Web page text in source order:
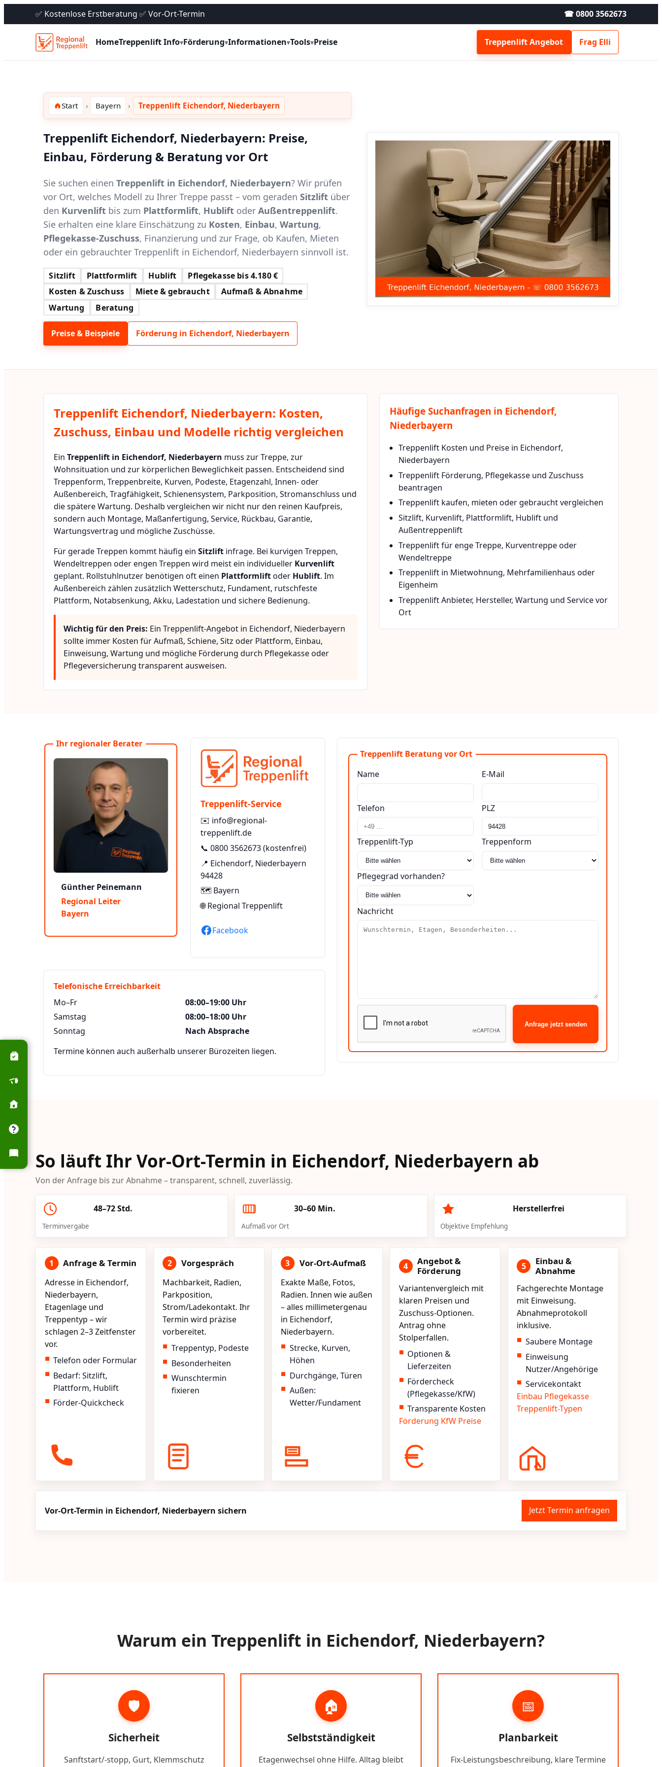
✅ Kostenlose Erstberatung ✅ Vor-Ort-Termin ☎ 0800 3562673
HomeTreppenlift Info▾Förderung▾Informationen▾Tools▾Preise Treppenlift Angebot Frag Elli
Start Bayern Treppenlift Eichendorf, Niederbayern
Treppenlift Eichendorf, Niederbayern: Preise,
Einbau, Förderung & Beratung vor Ort
Sie suchen einen Treppenlift in Eichendorf, Niederbayern? Wir prüfen
vor Ort, welches Modell zu Ihrer Treppe passt – vom geraden Sitzlift über
den Kurvenlift bis zum Plattformlift, Hublift oder Außentreppenlift.
Sie erhalten eine klare Einschätzung zu Kosten, Einbau, Wartung,
Pflegekasse-Zuschuss, Finanzierung und zur Frage, ob Kaufen, Mieten
oder ein gebrauchter Treppenlift in Eichendorf, Niederbayern sinnvoll ist.
Sitzlift Plattformlift Hublift
Pflegekasse bis 4.180 €
Kosten & Zuschuss
Miete & gebraucht
Aufmaß & Abnahme
Wartung
Beratung
Preise & Beispiele Förderung in Eichendorf, Niederbayern
Treppenlift Eichendorf, Niederbayern: Kosten,
Zuschuss, Einbau und Modelle richtig vergleichen
Ein Treppenlift in Eichendorf, Niederbayern muss zur Treppe, zur
Wohnsituation und zur körperlichen Beweglichkeit passen. Entscheidend sind
Treppenform, Treppenbreite, Kurven, Podeste, Etagenzahl, Innen- oder
Außenbereich, Tragfähigkeit, Schienensystem, Parkposition, Stromanschluss und
die spätere Wartung. Deshalb vergleichen wir nicht nur den reinen Kaufpreis,
sondern auch Montage, Maßanfertigung, Service, Rückbau, Garantie,
Wartungsvertrag und mögliche Zuschüsse.
Für gerade Treppen kommt häufig ein Sitzlift infrage. Bei kurvigen Treppen,
Wendeltreppen oder engen Treppen wird meist ein individueller Kurvenlift
geplant. Rollstuhlnutzer benötigen oft einen Plattformliftoder Hublift. Im
Außenbereich zählen zusätzlich Wetterschutz, Fundament, rutschfeste
Plattform, Notabsenkung, Akku, Ladestation und sichere Bedienung.
Wichtig für den Preis: Ein Treppenlift-Angebot in Eichendorf, Niederbayern
sollte immer Kosten für Aufmaß, Schiene, Sitz oder Plattform, Einbau,
Einweisung, Wartung und mögliche Förderung durch Pflegekasse oder
Pflegeversicherung transparent ausweisen.
Häufige Suchanfragen in Eichendorf,
Niederbayern
Treppenlift Kosten und Preise in Eichendorf,
Niederbayern
Treppenlift Förderung, Pflegekasse und Zuschuss
beantragen
Treppenlift kaufen, mieten oder gebraucht vergleichen
Sitzlift, Kurvenlift, Plattformlift, Hublift und
Außentreppenlift
Treppenlift für enge Treppe, Kurventreppe oder
Wendeltreppe
Treppenlift in Mietwohnung, Mehrfamilienhaus oder
Eigenheim
Treppenlift Anbieter, Hersteller, Wartung und Service vor
Ort
Ihr regionaler Berater
Günther Peinemann
Regional Leiter
Bayern
Treppenlift-Service
✉️ info@regional-
treppenlift.de
📞 0800 3562673(kostenfrei)
📍 Eichendorf, Niederbayern
94428
🗺️ Bayern
🌐Regional Treppenlift
Facebook
Telefonische Erreichbarkeit
Mo–Fr
08:00–19:00 Uhr
Samstag
08:00–18:00 Uhr
Sonntag
Nach Absprache
Termine können auch außerhalb unserer Bürozeiten liegen.
Treppenlift Beratung vor Ort
Name
E-Mail
Telefon PLZ
Treppenlift-Typ Treppenform
Pflegegrad vorhanden?
Nachricht
Anfrage jetzt senden
So läuft Ihr Vor-Ort-Termin in Eichendorf, Niederbayern ab
Von der Anfrage bis zur Abnahme – transparent, schnell, zuverlässig.
48–72 Std.
Terminvergabe
30–60 Min.
Aufmaß vor Ort
Herstellerfrei
Objektive Empfehlung
1 Anfrage & Termin
Adresse in Eichendorf,
Niederbayern,
Etagenlage und
Treppentyp – wir
schlagen 2–3 Zeitfenster
vor.
Telefon oder Formular
Bedarf: Sitzlift,
Plattform, Hublift
Förder-Quickcheck
2 Vorgespräch
Machbarkeit, Radien,
Parkposition,
Strom/Ladekontakt. Ihr
Termin wird präzise
vorbereitet.
Treppentyp, Podeste
Besonderheiten
Wunschtermin
fixieren
3 Vor-Ort-Aufmaß
Exakte Maße, Fotos,
Radien. Innen wie außen
– alles millimetergenau
in Eichendorf,
Niederbayern.
Strecke, Kurven,
Höhen
Durchgänge, Türen
Außen:
Wetter/Fundament
4
Angebot &
Förderung
Variantenvergleich mit
klaren Preisen und
Zuschuss-Optionen.
Antrag ohne
Stolperfallen.
Optionen &
Lieferzeiten
Fördercheck
(Pflegekasse/KfW)
Transparente Kosten
Förderung KfW Preise
5
Einbau &
Abnahme
Fachgerechte Montage
mit Einweisung.
Abnahmeprotokoll
inklusive.
Saubere Montage
Einweisung
Nutzer/Angehörige
Servicekontakt
Einbau Pflegekasse
Treppenlift-Typen
Vor-Ort-Termin in Eichendorf, Niederbayern sichern Jetzt Termin anfragen
Warum ein Treppenlift in Eichendorf, Niederbayern?
🛡️
Sicherheit
Sanftstart/-stopp, Gurt, Klemmschutz
🏠
Selbstständigkeit
Etagenwechsel ohne Hilfe. Alltag bleibt
📅
Planbarkeit
Fix-Leistungsbeschreibung, klare Termine